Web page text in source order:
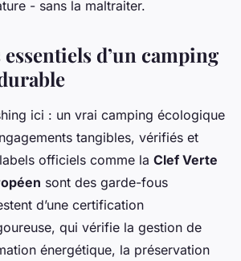
- sans la maltraiter.
d’un camping
ici : un vrai camping écologique
tangibles, vérifiés et
officiels comme la Clef Verte
sont des garde-fous
d’une certification
qui vérifie la gestion de
énergétique, la préservation